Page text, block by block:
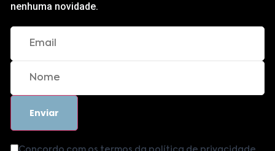
nenhuma novidade.